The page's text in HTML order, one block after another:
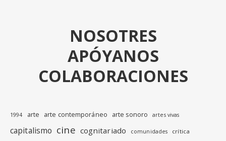
NOSOTRES
APÓYANOS
COLABORACIONES
1994 arte arte contemporáneo arte sonoro artes vivas
capitalismo cine cognitariado comunidades crítica